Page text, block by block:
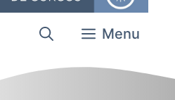
Menu